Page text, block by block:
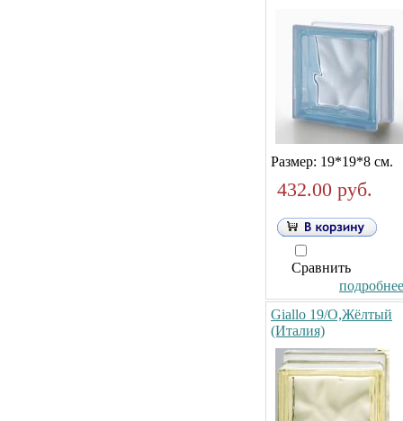
Размер: 19*19*8 см.
432.00 руб.
Сравнить
Giallo 19/O,Жёлтый
(Италия)